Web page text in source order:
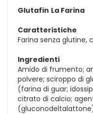
Glutafin La Farina
Caratteristiche
Farina senza glutine,
Ingredienti
Amido di frumento;
polvere; sciroppo di
(farina di guar;
citrato di calcio;